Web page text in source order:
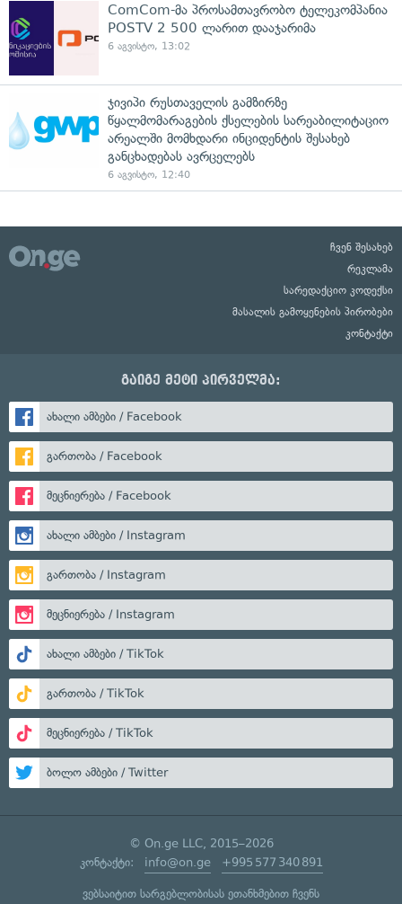
ComCom-მა პროსამთავრობო ტელეკომპანია
POSTV 2 500 ლარით დააჯარიმა
6 აგვისტო, 13:02
ჯივიპი რუსთაველის გამზირზე
წყალმომარაგების ქსელების სარეაბილიტაციო
არეალში მომხდარი ინციდენტის შესახებ
განცხადებას ავრცელებს
6 აგვისტო, 12:40
ჩვენ შესახებ
რეკლამა
სარედაქციო კოდექსი
მასალის გამოყენების პირობები
კონტაქტი
გაიგე მეტი პირველმა:
ახალი ამბები / Facebook
გართობა / Facebook
მეცნიერება / Facebook
ახალი ამბები / Instagram
გართობა / Instagram
მეცნიერება / Instagram
ახალი ამბები / TikTok
გართობა / TikTok
მეცნიერება / TikTok
ბოლო ამბები / Twitter
© On.ge LLC, 2015–2026
კონტაქტი: info@on.ge +995 577 340 891
ვებსაიტით სარგებლობისას ეთანხმებით ჩვენს